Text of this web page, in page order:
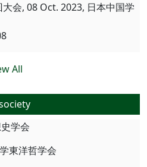
会, 08 Oct. 2023, 日本中国学
All
学会
東洋哲学会